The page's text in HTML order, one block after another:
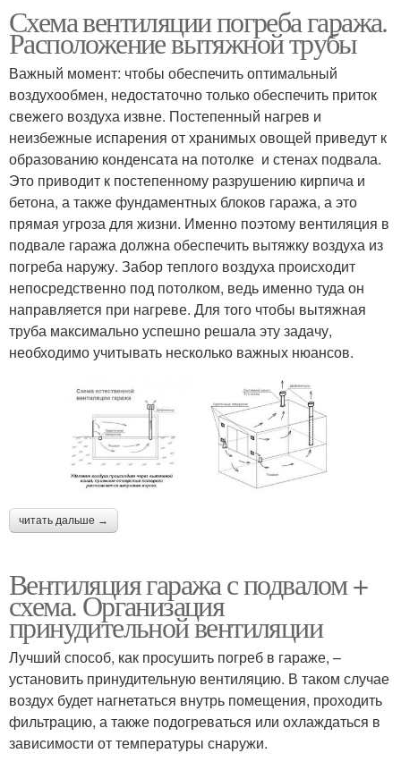
Схема вентиляции погреба гаража.
Расположение вытяжной трубы
Важный момент: чтобы обеспечить оптимальный
воздухообмен, недостаточно только обеспечить приток
свежего воздуха извне. Постепенный нагрев и
неизбежные испарения от хранимых овощей приведут к
образованию конденсата на потолке и стенах подвала.
Это приводит к постепенному разрушению кирпича и
бетона, а также фундаментных блоков гаража, а это
прямая угроза для жизни. Именно поэтому вентиляция в
подвале гаража должна обеспечить вытяжку воздуха из
погреба наружу. Забор теплого воздуха происходит
непосредственно под потолком, ведь именно туда он
направляется при нагреве. Для того чтобы вытяжная
труба максимально успешно решала эту задачу,
необходимо учитывать несколько важных нюансов.
читать дальше →
Вентиляция гаража с подвалом +
схема. Организация
принудительной вентиляции
Лучший способ, как просушить погреб в гараже, –
установить принудительную вентиляцию. В таком случае
воздух будет нагнетаться внутрь помещения, проходить
фильтрацию, а также подогреваться или охлаждаться в
зависимости от температуры снаружи.